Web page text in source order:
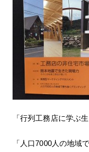
「行列工務店に学ぶ生
「人口7000人の地域